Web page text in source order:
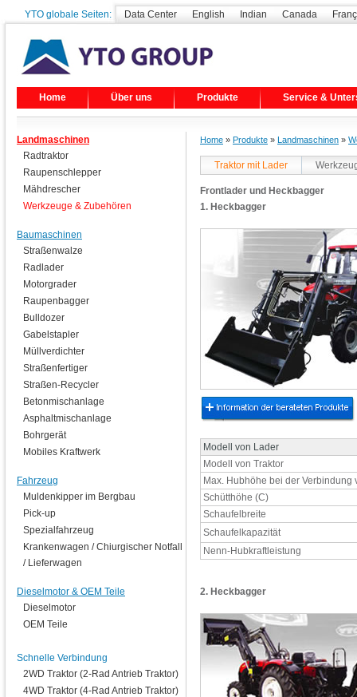
YTO globale Seiten: Data Center English Indian Canada
Home Über uns Produkte Service &
Home » Produkte » Landmaschinen »
Traktor mit Lader
Frontlader und Heckbagger
1. Heckbagger
Modell von Lader
Modell von Traktor
Max. Hubhöhe bei der Verbindung
Schütthöhe (C)
Schaufelbreite
Schaufelkapazität
Nenn-Hubkraftleistung
2. Heckbagger
Landmaschinen
Radtraktor
Raupenschlepper
Mähdrescher
Werkzeuge & Zubehören
Baumaschinen
Straßenwalze
Radlader
Motorgrader
Raupenbagger
Bulldozer
Gabelstapler
Müllverdichter
Straßenfertiger
Straßen-Recycler
Betonmischanlage
Asphaltmischanlage
Bohrgerät
Mobiles Kraftwerk
Fahrzeug
Muldenkipper im Bergbau
Pick-up
Spezialfahrzeug
Krankenwagen / Chiurgischer Notfall
/ Lieferwagen
Dieselmotor & OEM Teile
Dieselmotor
OEM Teile
Schnelle Verbindung
2WD Traktor (2-Rad Antrieb Traktor)
4WD Traktor (4-Rad Antrieb Traktor)